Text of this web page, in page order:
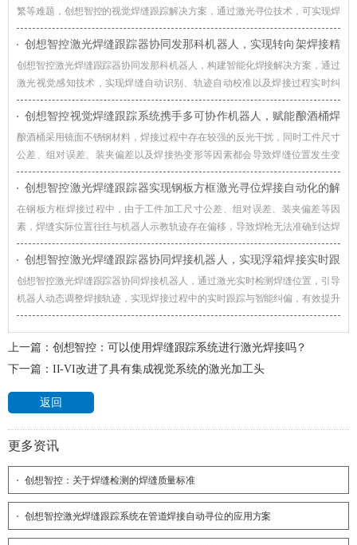
繁等难题，创想智控的视觉焊缝跟踪解决方案，通过激光寻位技术，可实现焊
接过程智能化升级。
创想智控激光焊缝跟踪器协同发那科机器人，实现转向架焊接精
准自动化
创想智控激光焊缝跟踪器协同发那科机器人，构建智能化焊接解决方案，通过
激光视觉感知技术，实现焊缝自动识别、轨迹自动校准以及焊接过程实时纠
偏，提升机器人焊接系统对车辆转向架适应能力。
创想智控视觉焊缝跟踪系统携手多可协作机器人，赋能酿酒桶焊
接智能化升级
酿酒桶采用镜面不锈钢材料，焊接过程中存在较强的反光干扰，同时工件尺寸
公差、组对误差、装夹偏差以及焊接热变形等因素都会导致焊缝位置发生变
化，创想智控视觉焊缝跟踪系统通过实时视觉检测与智能轨迹修正技术，赋能
酿酒桶焊接智能化升级。
创想智控激光焊缝跟踪器实现钢板方框激光寻位焊接自动化的解
决方案
在钢板方框焊接过程中，由于工件加工尺寸公差、组对误差、装夹偏差等因
素，焊缝实际位置往往与机器人示教轨迹存在偏移，导致焊枪无法准确到达焊
接起始位置，影响焊接质量和生产效率。对此，创想智控激光焊缝跟踪器可协
同各类焊接机器人实现更加高效、稳定的自动化焊接。
创想智控激光焊缝跟踪器协同焊接机器人，实现浮箱焊接实时跟
踪与智能纠偏
创想智控激光焊缝跟踪器协同焊接机器人，通过激光实时检测焊缝位置，引导
机器人动态调整焊接轨迹，实现焊接过程中的实时跟踪与智能纠偏，有效提升
浮箱焊接自动化水平。
上一篇： 创想智控：可以使用焊缝跟踪系统进行激光焊接吗？
下一篇： II-VI改进了具有集成视觉系统的激光加工头
返回
更多资讯
创想智控：关于焊缝检测的焊缝质量标准
创想智控激光焊缝跟踪系统在管道焊接自动寻位的应用方案